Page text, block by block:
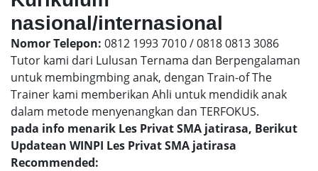
nasional/internasional
Nomor Telepon: 0812 1993 7010 / 0818 0813 3086
Tutor kami dari Lulusan Ternama dan Berpengalaman
untuk membingmbing anak, dengan Train-of The
Trainer kami memberikan Ahli untuk mendidik anak
dalam metode menyenangkan dan TERFOKUS.
pada info menarik Les Privat SMA jatirasa, Berikut
Updatean WINPI Les Privat SMA jatirasa
Recommended: